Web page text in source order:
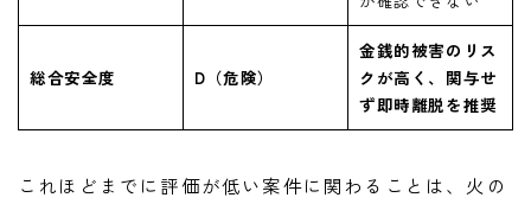
総合安全度 D（危険）
金銭的被害のリス
クが高く、関与せ
ず即時離脱を推奨
これほどまでに評価が低い案件に関わることは、火の